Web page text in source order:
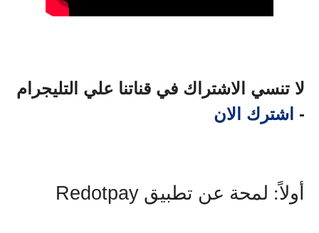
لا تنسي الاشتراك في قناتنا علي التليجرام
- اشترك الان
أولاً: لمحة عن تطبيق Redotpay